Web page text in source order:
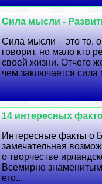
Сила мысли -
Сила мысли – это то,
говорит, но мало кто
своей жизни. Отчего
чем заключается сила
14 интересных
Интересные факты о
замечательная
о творчестве
Всемирно
его...